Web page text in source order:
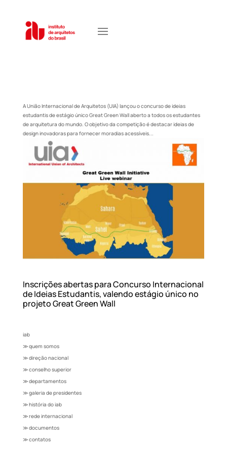
Inscrições abertas para Concurso Internacional
de Ideias Estudantis, valendo estágio único no
projeto Great Green Wall
A União Internacional de Arquitetos (UIA) lançou o concurso de ideias
estudantis de estágio único Great Green Wall aberto a todos os estudantes
de arquitetura do mundo. O objetivo da competição é destacar ideias de
design inovadoras para fornecer moradias acessíveis...
iab
≫ quem somos
≫ direção nacional
≫ conselho superior
≫ departamentos
≫ galeria de presidentes
≫ história do iab
≫ rede internacional
≫ documentos
≫ contatos